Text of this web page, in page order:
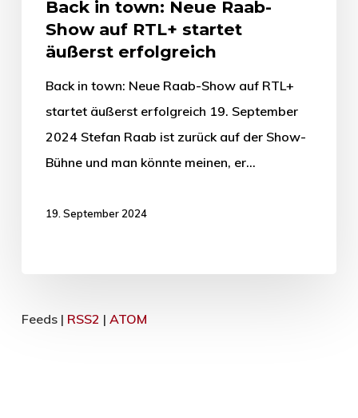
Back in town: Neue Raab-
Show auf RTL+ startet
äußerst erfolgreich
Back in town: Neue Raab-Show auf RTL+
startet äußerst erfolgreich 19. September
2024 Stefan Raab ist zurück auf der Show-
Bühne und man könnte meinen, er…
19. September 2024
Feeds | RSS2 | ATOM